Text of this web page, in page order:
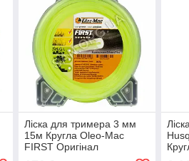
Ліска для тримера 3 мм
15м Кругла Oleo-Mac
FIRST Оригінал